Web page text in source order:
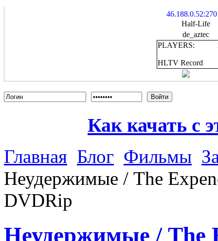
Half-Life
de_aztec
PLAYERS:
HLTV Record
Войти
Как качать с
Главная Блог Фильмы
Неудержимые / The
DVDRip
Неудержимые / The